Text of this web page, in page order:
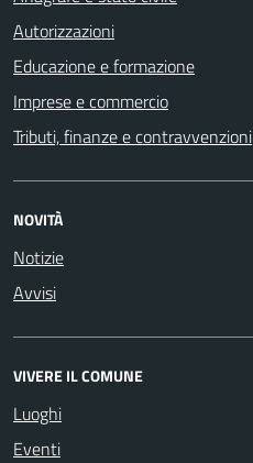
Autorizzazioni
Educazione e formazione
Imprese e commercio
Tributi, finanze e contravvenzioni
NOVITÀ
Notizie
Avvisi
VIVERE IL COMUNE
Luoghi
Eventi